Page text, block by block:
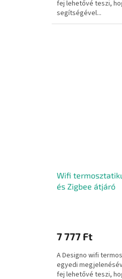
fej lehetővé teszi,
segítségével...
Wifi
és Zigbee átjáró
7 777 Ft
A Designo wifi
egyedi
fej lehetővé teszi,